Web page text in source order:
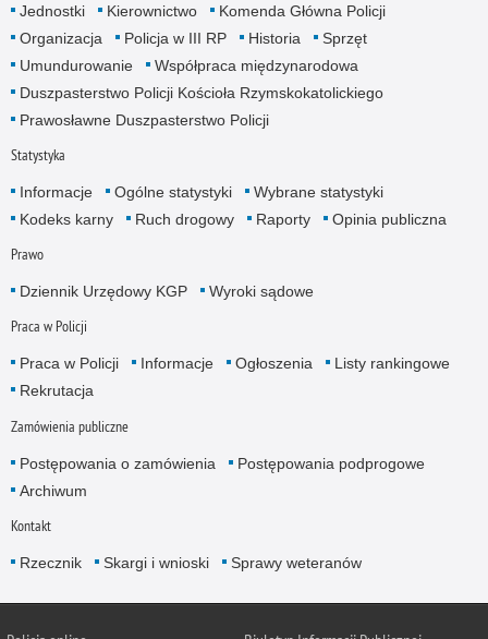
Jednostki Kierownictwo
Komenda Główna Policji
Organizacja
Policja w III RP Historia
Sprzęt
Umundurowanie
Współpraca międzynarodowa
Duszpasterstwo Policji Kościoła Rzymskokatolickiego
Prawosławne Duszpasterstwo Policji
Statystyka
Informacje Ogólne statystyki
Wybrane statystyki
Kodeks karny
Ruch drogowy Raporty Opinia publiczna
Prawo
Dziennik Urzędowy KGP Wyroki sądowe
Praca w Policji
Praca w Policji Informacje Ogłoszenia
Listy rankingowe
Rekrutacja
Zamówienia publiczne
Postępowania o zamówienia
Postępowania podprogowe
Archiwum
Kontakt
Rzecznik Skargi i wnioski Sprawy weteranów